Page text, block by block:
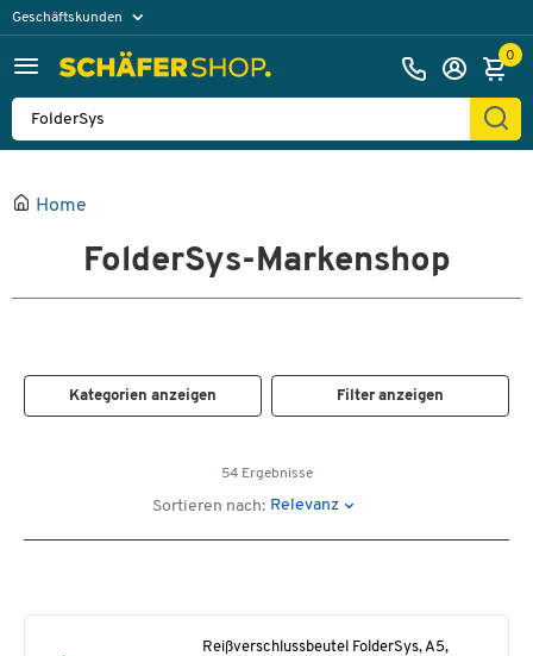
Geschäftskunden
0
Home
FolderSys-Markenshop
Kategorien anzeigen Filter anzeigen
54 Ergebnisse
Sortieren nach: Relevanz
Reißverschlussbeutel FolderSys, A5,